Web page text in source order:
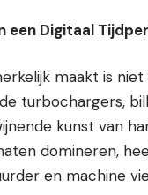
een Digitaal
maakt is
turbochargers,
kunst van
domineren,
en machine